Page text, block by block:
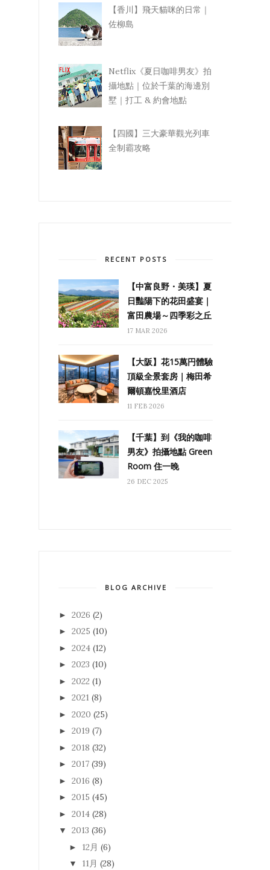
【香川】飛天貓咪的日常｜
佐柳島
Netflix《夏日咖啡男友》拍
攝地點｜位於千葉的海邊別
墅｜打工 & 約會地點
【四國】三大豪華觀光列車
全制霸攻略
RECENT POSTS
【中富良野・美瑛】夏
日豔陽下的花田盛宴｜
富田農場～四季彩之丘
17 MAR 2026
【大阪】花15萬円體驗
頂級全景套房｜梅田希
爾頓嘉悅里酒店
11 FEB 2026
【千葉】到《我的咖啡
男友》拍攝地點 Green
Room 住一晚
26 DEC 2025
BLOG ARCHIVE
► 2026 (2)
► 2025 (10)
► 2024 (12)
► 2023 (10)
► 2022 (1)
► 2021 (8)
► 2020 (25)
► 2019 (7)
► 2018 (32)
► 2017 (39)
► 2016 (8)
► 2015 (45)
► 2014 (28)
▼ 2013 (36)
► 12月 (6)
▼ 11月 (28)